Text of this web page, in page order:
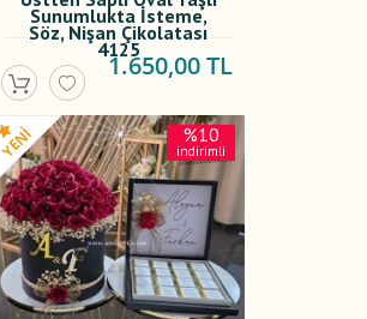
Sunumlukta İsteme,
Söz, Nişan Çikolatası
4125
1.650,00 TL
%10
indirimli